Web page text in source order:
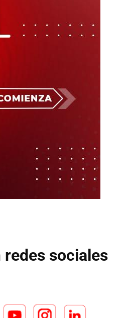
redes sociales